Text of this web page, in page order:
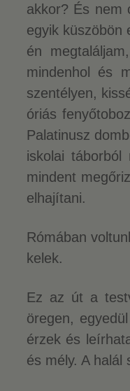
akkor? És nem
egyik küszöbön
én
mindenhol és
szentélyen,
óriás
Palatinusz
iskolai
mindent
elhajítani.
Rómában
kelek.
Ez az út a
öregen,
érzek és
és mély. A